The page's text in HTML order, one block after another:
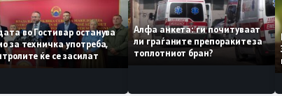
Водата во Гостивар останува
само за техничка употреба,
контролите ќе се засилат
Алфа анкета: ги почитуваат
ли граѓаните препораките за
топлотниот бран?